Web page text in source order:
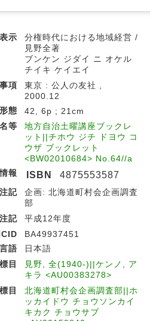
示
分権時代における地域経営 /
見野全著
ブンケン ジダイ ニ オケル
チイキ ケイエイ
項
東京 : 公人の友社 ,
2000.12
形態
42, 6p ; 21cm
等
地方自治土曜講座ブックレ
ット||チホウ ジチ ドヨウ コ
ウザ ブックレット
<BW02010684> No.64//a
報
ISBN 4875553587
注記
企画: 北海道町村会企画調査
部
注記
平成12年度
BA49937451
語
日本語
目
見野, 全(1940-)||ケンノ, ア
キラ <AU00383278>
目
北海道町村会企画調査部||ホ
ッカイドウ チョウソンカイ
キカク チョウサブ